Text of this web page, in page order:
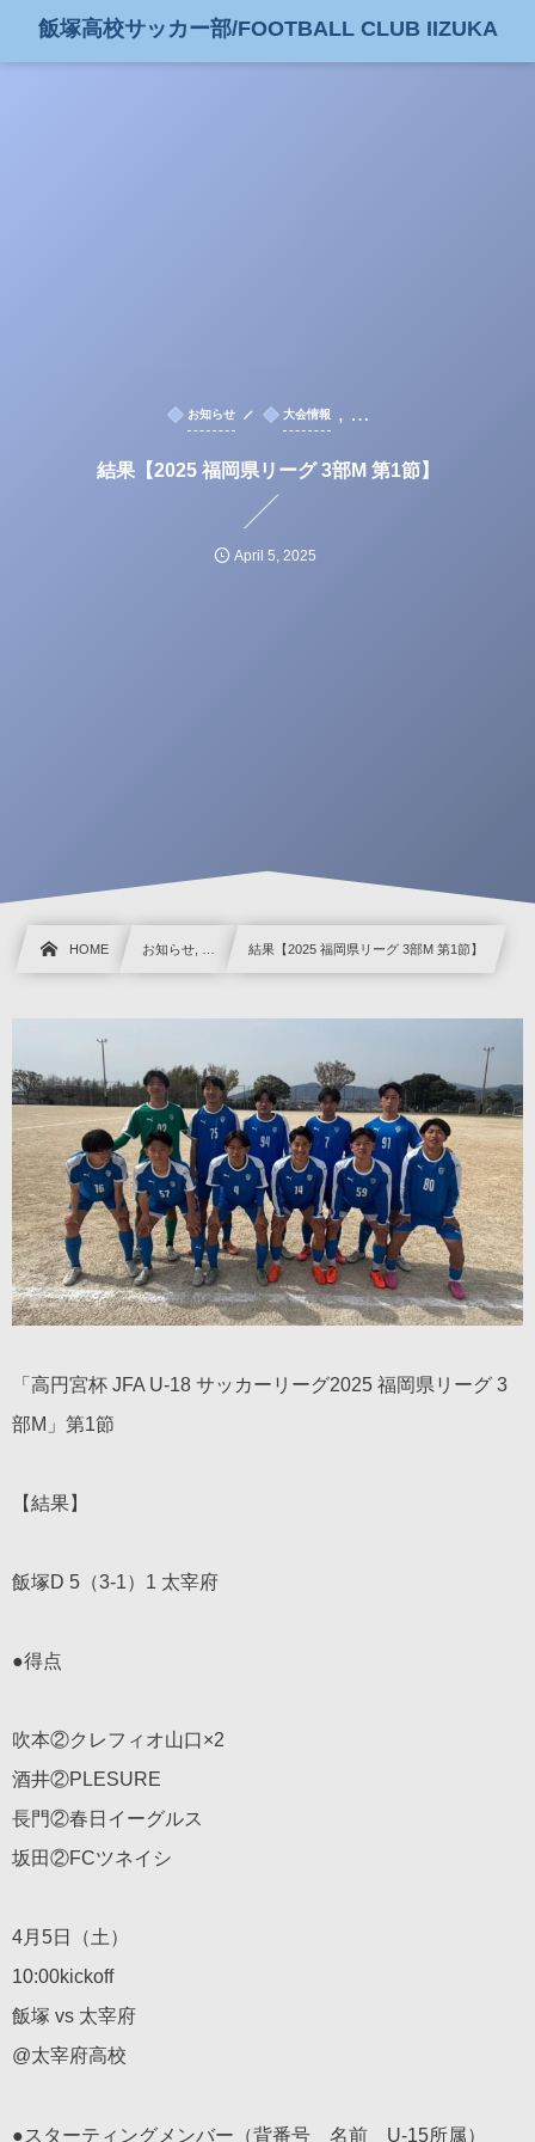
飯塚高校サッカー部/FOOTBALL CLUB IIZUKA
お知らせ 大会情報 , …
結果【2025 福岡県リーグ 3部M 第1節】
April 5, 2025
HOME お知らせ, … 結果【2025 福岡県リーグ 3部M 第1節】
「高円宮杯 JFA U-18 サッカーリーグ2025 福岡県リーグ 3
部M」第1節
【結果】
飯塚D 5（3-1）1 太宰府
●得点
吹本②クレフィオ山口×2
酒井②PLESURE
長門②春日イーグルス
坂田②FCツネイシ
4月5日（土）
10:00kickoff
飯塚 vs 太宰府
@太宰府高校
●スターティングメンバー（背番号 名前 U-15所属）